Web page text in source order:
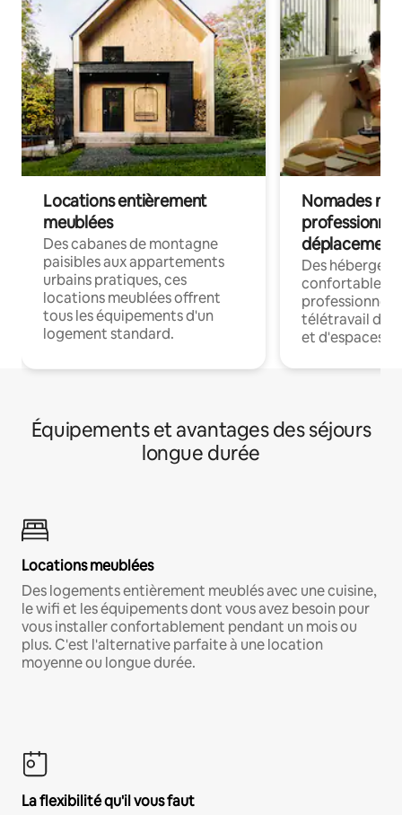
Locations entièrement
meublées
Des cabanes de montagne
paisibles aux appartements
urbains pratiques, ces
locations meublées offrent
tous les équipements d'un
logement standard.
Nomades
déplacement
Des
confortables
professionnels
télétravail
et d'espaces
Équipements et avantages des séjours
longue durée
Locations meublées
Des logements entièrement meublés avec une cuisine,
le wifi et les équipements dont vous avez besoin pour
vous installer confortablement pendant un mois ou
plus. C'est l'alternative parfaite à une location
moyenne ou longue durée.
La flexibilité qu'il vous faut